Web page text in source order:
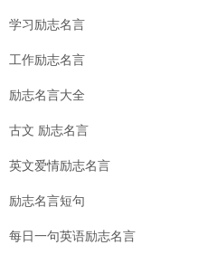
学习励志名言
工作励志名言
励志名言大全
古文 励志名言
英文爱情励志名言
励志名言短句
每日一句英语励志名言